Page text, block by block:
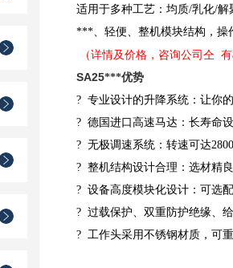
适用于多种工艺：均质/乳化/
***、轻便、整机模块结构，操
（详情及价格，咨询公司仝 有
SA25***优势||
? 专业设计的升降系统：让你
? 德国进口高速马达：长寿命
? 无极调速系统：转速可达
? 整机结构设计合理：选材精
? 设备高度模块化设计：可选
? 过载保护、双重防护绝缘、
? 工作头采用不锈钢材质，可